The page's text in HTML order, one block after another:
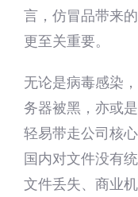
言，仿冒品带来
更至关重要。
无论是病毒感染
务器被黑，亦或
轻易带走公司核
国内对文件没有
文件丢失、商业